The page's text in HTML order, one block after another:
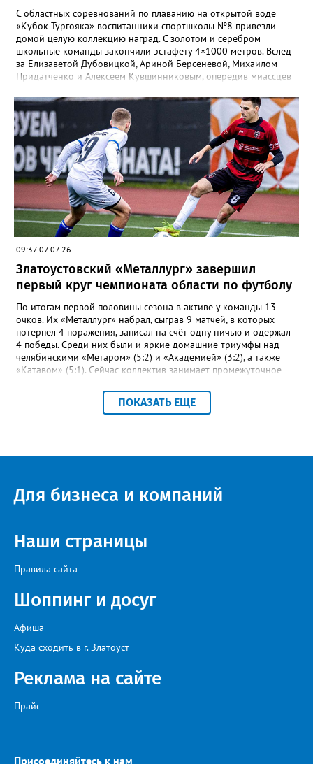
С областных соревнований по плаванию на открытой воде
«Кубок Тургояка» воспитанники спортшколы №8 привезли
домой целую коллекцию наград. С золотом и серебром
школьные команды закончили эстафету 4×1000 метров. Вслед
за Елизаветой Дубовицкой, Ариной Берсеневой, Михаилом
Придатченко и Алексеем Кувшинниковым, опередив миассцев
Анастасия Лущикова, Дмитрий Векшин и Макар Смирнов.
Золото на тысяче метрах среди девушек 14–16 лет забрала
Арина Берсенева, чуть отстала от неё Софья Новикова. На трёх
тысячах метров с выбыванием среди юношей первым стал
Ярослав Верещагин, третьим — Михаил Придатченко. А в
заплыве на три тысячи 3000 метров пьедестал оказался
полностью златоустовским. На него поднялись Софья
Колесникова, Арина Берсенева и Елизавета Дубовицкая. Всего
в «Кубке Тургояка» на старт вышли 155 спортсменов из
Златоуста, Миасса, Челябинска, Пласта и Южноуральска.
09:37 07.07.26
Златоустовский «Металлург» завершил
первый круг чемпионата области по футболу
По итогам первой половины сезона в активе у команды 13
очков. Их «Металлург» набрал, сыграв 9 матчей, в которых
потерпел 4 поражения, записал на счёт одну ничью и одержал
4 победы. Среди них были и яркие домашние триумфы над
челябинскими «Метаром» (5:2) и «Академией» (3:2), а также
«Катавом» (5:1). Сейчас коллектив занимает промежуточное
Строкой выше златоустовцев – коркинский «Шахтёр». При
прочих одинаковых показателях двух идущих плечом к плечу
возможность улучшить свои позиции в турнирной таблице и
лидирует «Звезда» из Чебаркуля, в первую тройку также вошли
две челябинские команды – «Спартак» и «Метар».
ПОКАЗАТЬ ЕЩЕ
Для бизнеса и компаний
Наши страницы
Правила сайта
Шоппинг и досуг
Афиша
Куда сходить в г. Златоуст
Реклама на сайте
Прайс
Присоединяйтесь к нам